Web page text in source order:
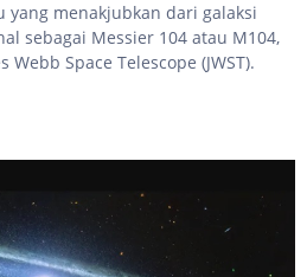
yang menakjubkan dari galaksi
sebagai Messier 104 atau M104,
Space Telescope (JWST).